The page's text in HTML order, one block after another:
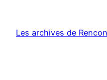
contenu
Les archives de